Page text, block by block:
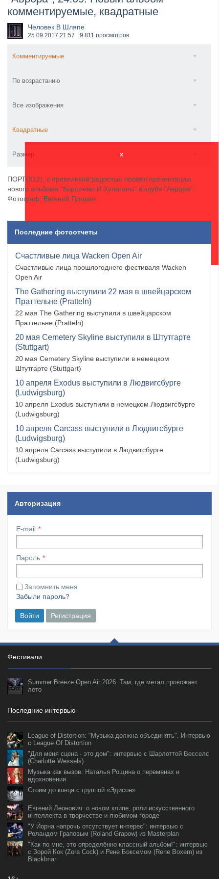
​Wacken Open Air 2027 объявил новую волну участ...
комментируемые, квадратные
Человек В Шляпе
25.09.2017 21:57 9 811 просмотров
Комментируемые
По возрастанию
Все изображения
Квадратные
Размер x
ПОРТ(812), с превеликой радостью провёл презентацию
нового альбома "Королевы И Хулиганы" в клубе "Аврора".
Фотограф: Евгений Гришин
Последние фотоотчеты
Счастливые лица Wacken Open Air
Счастливые лица прошлогоднего фестиваля Wacken
Open Air
The Gathering выступили 22 мая в швейцарском
Праттельне (Pratteln)
22 мая The Gathering выступили в швейцарском
Праттельне (Pratteln)
20 мая Cemetery Skyline выступили в Штутгарте
(Stuttgart)
20 мая Cemetery Skyline выступили в немецком
Штутгарте (Stuttgart)
10 апреля Exodus выступили в Людвигсбурге
(Ludwigsburg)
10 апреля Exodus выступили в немецком Людвигсбурге
(Ludwigsburg)
10 апреля Carcass выступили в Людвигсбурге
(Ludwigsburg)
10 апреля Carcass выступили в Людвигсбурге
(Ludwigsburg)
Авторизация
E-mail
Пароль
Запомнить меня
Забыли пароль?
Войти Регистрация
Фестивали
Summer Breeze Open Air 2026: Там, где метал провожает
лето
Последние интервью
League of Distortion: "Музыка должна объединять". Интервью
с League Of Distortion
"Для меня сцена - это дом": интервью с Шарлоттой Весселс
(Charlotte Wessels)
Музыка как вызов: Наталья Рощина о переменах и
вдохновении
Стоим до конца с группой «Эдисон»
Евгений Леонович: о новом клипе, роли искусственного
интеллекта в творчестве и любимом городе
"У Йорна напрочь отсутствует интерес": интервью с
Роландом Граповым (Roland Grapow) из Masterplan
"Как по мне, это определённо классный альбом!": интервью
с Зорой Кок (Zora Cock) и Рене Боксемом (Rene Boxem) из
Blackbriar